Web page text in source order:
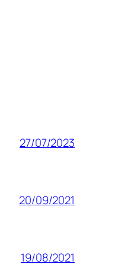
27/07/2023
20/09/2021
19/08/2021